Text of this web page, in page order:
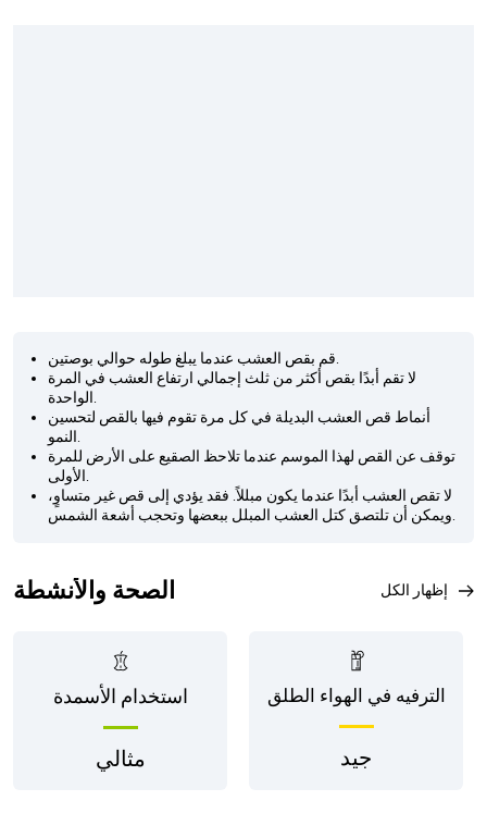
قم بقص العشب عندما يبلغ طوله حوالي بوصتين.
لا تقم أبدًا بقص أكثر من ثلث إجمالي ارتفاع العشب في المرة
الواحدة.
أنماط قص العشب البديلة في كل مرة تقوم فيها بالقص لتحسين
النمو.
توقف عن القص لهذا الموسم عندما تلاحظ الصقيع على الأرض للمرة
الأولى.
لا تقص العشب أبدًا عندما يكون مبللاً. فقد يؤدي إلى قص غير متساوٍ،
ويمكن أن تلتصق كتل العشب المبلل ببعضها وتحجب أشعة الشمس.
الصحة والأنشطة إظهار الكل
استخدام الأسمدة
مثالي
الترفيه في الهواء الطلق
جيد